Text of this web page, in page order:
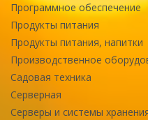
Программное обеспечение
Продукты питания
Продукты питания, напитки
Производственное
Садовая техника
Серверная
Серверы и системы